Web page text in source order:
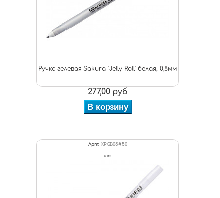
Ручка гелевая Sakura "Jelly Roll" белая, 0,8мм
277,00 руб
В корзину
Арт: XPGB05#50
шт